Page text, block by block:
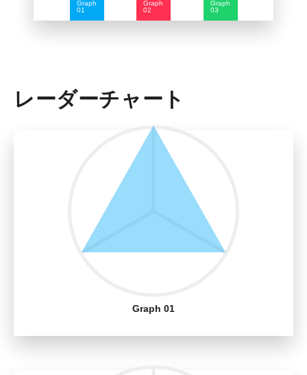
Graph
01
Graph
02
Graph
03
レーダーチャート
Graph 01